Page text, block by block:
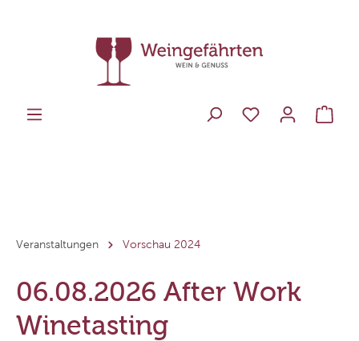
Veranstaltungen Vorschau 2024
06.08.2026 After Work
Winetasting